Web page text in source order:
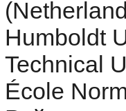
Humboldt
Technical
École